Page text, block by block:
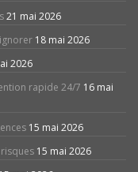
21 mai 2026
18 mai 2026
2026
rapide 24/7 16 mai
15 mai 2026
15 mai 2026